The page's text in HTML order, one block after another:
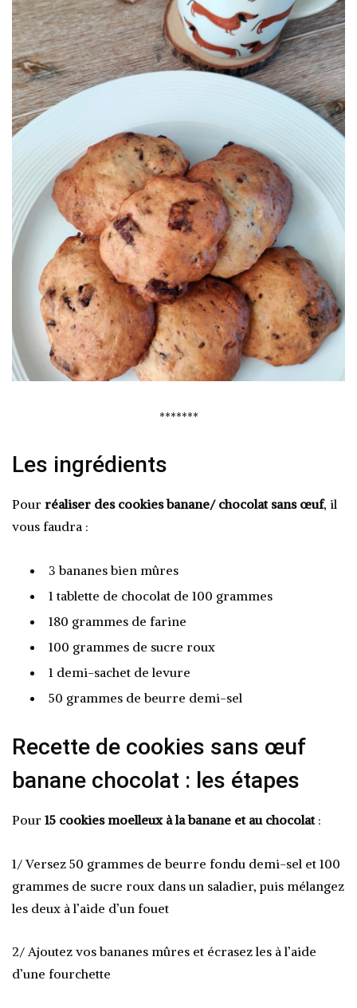
*******
Les ingrédients
Pour réaliser des cookies banane/ chocolat sans œuf, il
vous faudra :
3 bananes bien mûres
1 tablette de chocolat de 100 grammes
180 grammes de farine
100 grammes de sucre roux
1 demi-sachet de levure
50 grammes de beurre demi-sel
Recette de cookies sans œuf
banane chocolat : les étapes
Pour 15 cookies moelleux à la banane et au chocolat :
1/ Versez 50 grammes de beurre fondu demi-sel et 100
grammes de sucre roux dans un saladier, puis mélangez
les deux à l’aide d’un fouet
2/ Ajoutez vos bananes mûres et écrasez les à l’aide
d’une fourchette